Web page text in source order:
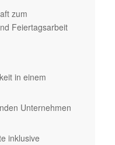
zum
Feiertagsarbeit
in einem
Unternehmen
inklusive